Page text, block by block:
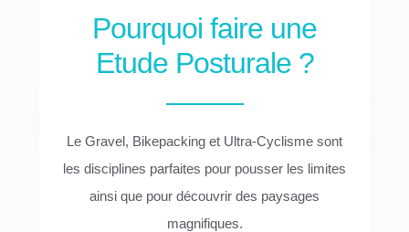
Pourquoi faire une
Etude Posturale ?
Le Gravel, Bikepacking et Ultra-Cyclisme sont
les disciplines parfaites pour pousser les limites
ainsi que pour découvrir des paysages
magnifiques.